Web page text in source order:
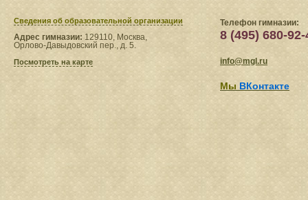
Сведения​ об образовательной организации
Адрес гимназии: 129110, Москва,
Орлово-Давыдовский пер., д. 5.
Посмотреть на карте
Телефон гимназии:
8 (495) 680-92-
info@mgl.ru
Мы ВКонтакте